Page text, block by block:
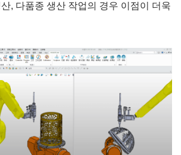
, 다품종 생산 작업의 경우 이점이 더욱